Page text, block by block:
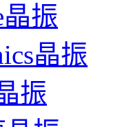
振
晶振
振